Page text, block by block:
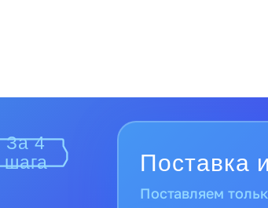
За 4
шага
Поставка
Поставляем